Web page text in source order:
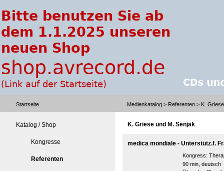
Startseite Medienkatalog > Referenten > K.
Katalog / Shop
Kongresse
Referenten
K. Griese und M. Senjak
medica mondiale - Unterstütz.f.
Kongress:
90 min, deutsch